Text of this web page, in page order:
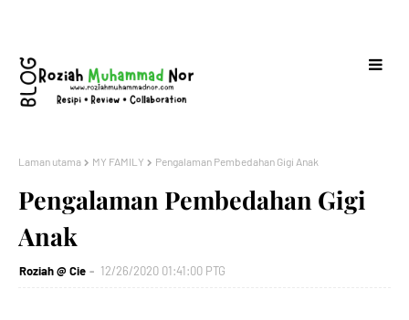
Laman utama MY FAMILY Pengalaman Pembedahan Gigi Anak
Pengalaman Pembedahan Gigi
Anak
Roziah @ Cie 12/26/2020 01:41:00 PTG